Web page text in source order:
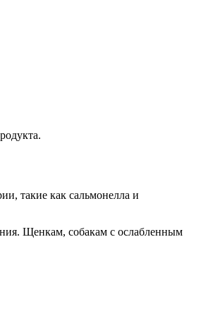
такие как сальмонелла и
Щенкам, собакам с ослабленным